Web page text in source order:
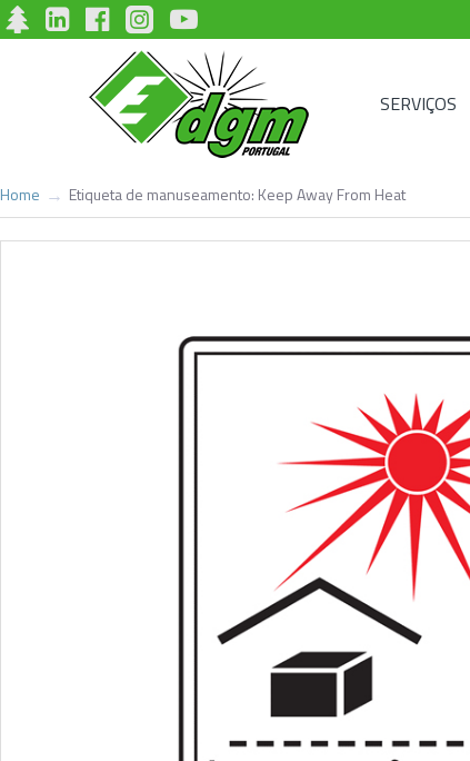
SERVIÇOS
Home Etiqueta de manuseamento: Keep Away From Heat